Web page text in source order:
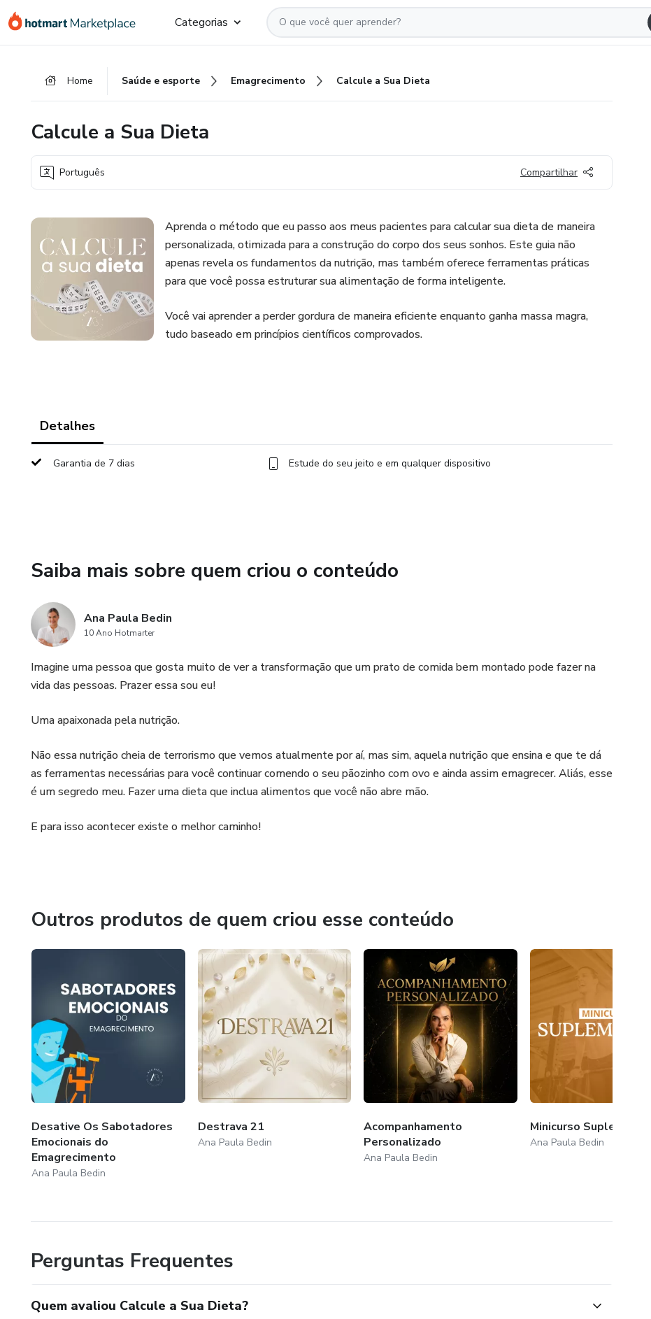
para
para
para
Categorias
Home Saúde e esporte Emagrecimento Calcule a Sua Dieta
Calcule a Sua Dieta
Português Compartilhar
Aprenda o método que eu passo aos meus pacientes para calcular sua dieta de maneira
personalizada, otimizada para a construção do corpo dos seus sonhos. Este guia não
apenas revela os fundamentos da nutrição, mas também oferece ferramentas práticas
para que você possa estruturar sua alimentação de forma inteligente.
Você vai aprender a perder gordura de maneira eficiente enquanto ganha massa magra,
tudo baseado em princípios científicos comprovados.
Detalhes
Garantia de 7 dias Estude do seu jeito e em qualquer dispositivo
Saiba mais sobre quem criou o conteúdo
Ana Paula Bedin
10 Ano Hotmarter
Imagine uma pessoa que gosta muito de ver a transformação que um prato de comida bem montado pode fazer na
vida das pessoas. Prazer essa sou eu!
Uma apaixonada pela nutrição.
Não essa nutrição cheia de terrorismo que vemos atualmente por aí, mas sim, aquela nutrição que ensina e que te dá
as ferramentas necessárias para você continuar comendo o seu pãozinho com ovo e ainda assim emagrecer. Aliás, esse
é um segredo meu. Fazer uma dieta que inclua alimentos que você não abre mão.
E para isso acontecer existe o melhor caminho!
Outros produtos de quem criou esse conteúdo
Desative Os Sabotadores
Emocionais do
Emagrecimento
Ana Paula Bedin
Destrava 21
Ana Paula Bedin
Acompanhamento
Personalizado
Ana Paula Bedin
Minicurso Suplementos
Ana Paula Bedin
Perguntas Frequentes
Quem avaliou Calcule a Sua Dieta?